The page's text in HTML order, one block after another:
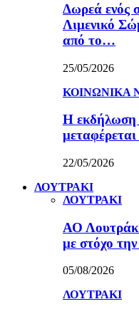
Δωρεά ενός
Λιμενικό
από το…
25/05/2026
ΚΟΙΝΩΝΙΚΑ
Η εκδήλωση
22/05/2026
ΛΟΥΤΡΑΚΙ
ΛΟΥΤΡΑΚΙ
ΑΟ
με στόχο
05/08/2026
ΛΟΥΤΡΑΚΙ